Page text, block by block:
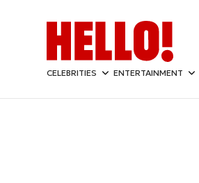
CELEBRITIES ENTERTAINMENT